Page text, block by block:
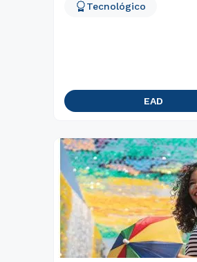
Tecnológico
EAD
Estou de
autorizo
envio de